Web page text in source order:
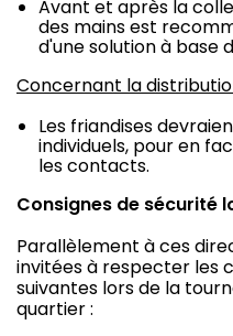
Avant et après la
des mains est
d'une solution à base
Concernant la
Les friandises
individuels, pour en
les contacts.
Consignes de sécurité
Parallèlement à ces
invitées à respecter les
suivantes lors de la
quartier :